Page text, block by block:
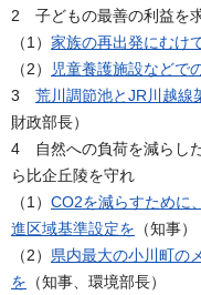
2 子どもの最善の利益を
（1） 家族の再出発にむけ
（2）
児童養護施設などで
3 荒川調節池とJR川越線
財政部長）
4 自然への負荷を減らし
ら比企丘陵を守れ
（1） CO2を減らすために
進区域基準設定を （知事）
（2） 県内最大の小川町の
を （知事、環境部長）